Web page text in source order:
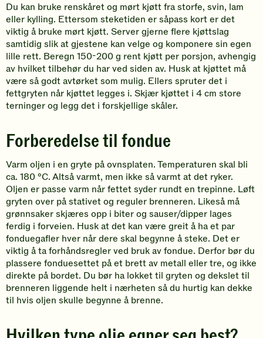
Du kan bruke renskåret og mørt kjøtt fra storfe, svin, lam
eller kylling. Ettersom steketiden er såpass kort er det
viktig å bruke mørt kjøtt. Server gjerne flere kjøttslag
samtidig slik at gjestene kan velge og komponere sin egen
lille rett. Beregn 150-200 g rent kjøtt per porsjon, avhengig
av hvilket tilbehør du har ved siden av. Husk at kjøttet må
være så godt avtørket som mulig. Ellers spruter det i
fettgryten når kjøttet legges i. Skjær kjøttet i 4 cm store
terninger og legg det i forskjellige skåler.
Forberedelse til fondue
Varm oljen i en gryte på ovnsplaten. Temperaturen skal bli
ca. 180 °C. Altså varmt, men ikke så varmt at det ryker.
Oljen er passe varm når fettet syder rundt en trepinne. Løft
gryten over på stativet og reguler brenneren. Likeså må
grønnsaker skjæres opp i biter og sauser/dipper lages
ferdig i forveien. Husk at det kan være greit å ha et par
fonduegafler hver når dere skal begynne å steke. Det er
viktig å ta forhåndsregler ved bruk av fondue. Derfor bør du
plassere fonduesettet på et brett av metall eller tre, og ikke
direkte på bordet. Du bør ha lokket til gryten og dekslet til
brenneren liggende helt i nærheten så du hurtig kan dekke
til hvis oljen skulle begynne å brenne.